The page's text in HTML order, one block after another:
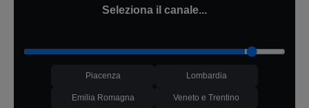
Seleziona il canale...
Piacenza Lombardia
Emilia Romagna Veneto e Trentino